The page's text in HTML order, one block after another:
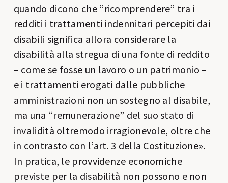
quando dicono che “ricomprendere” tra i
redditi i trattamenti indennitari percepiti dai
disabili significa allora considerare la
disabilità alla stregua di una fonte di reddito
– come se fosse un lavoro o un patrimonio –
e i trattamenti erogati dalle pubbliche
amministrazioni non un sostegno al disabile,
ma una “remunerazione” del suo stato di
invalidità oltremodo irragionevole, oltre che
in contrasto con l’art. 3 della Costituzione».
In pratica, le provvidenze economiche
previste per la disabilità non possono e non